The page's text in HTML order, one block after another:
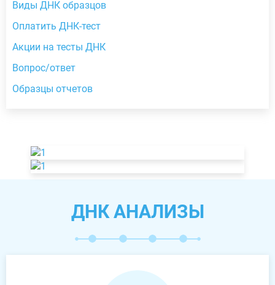
Виды ДНК образцов
Оплатить ДНК-тест
Акции на тесты ДНК
Вопрос/ответ
Образцы отчетов
ДНК АНАЛИЗЫ